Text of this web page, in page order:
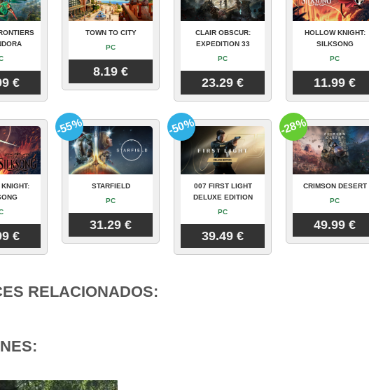
€
TOWN TO CITY
PC
8.19 €
CLAIR OBSCUR:
EXPEDITION 33
PC
23.29 €
HOLLOW KNIGHT:
SILKSONG
PC
11.99 €
€
STARFIELD
PC
31.29 €
-55%
007 FIRST LIGHT
DELUXE EDITION
PC
39.49 €
-50%
CRIMSON DESERT
PC
49.99 €
-28%
RELACIONADOS: